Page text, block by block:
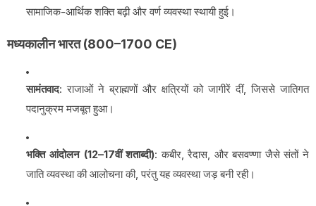
सामाजिक-आर्थिक शक्ति बढ़ी और वर्ण व्यवस्था स्थायी हुई।
मध्यकालीन भारत (800–1700 CE)
सामंतवाद: राजाओं ने ब्राह्मणों और क्षत्रियों को जागीरें दीं, जिससे जातिगत
पदानुक्रम मजबूत हुआ।
भक्ति आंदोलन (12–17वीं शताब्दी): कबीर, रैदास, और बसवण्णा जैसे संतों ने
जाति व्यवस्था की आलोचना की, परंतु यह व्यवस्था जड़ बनी रही।